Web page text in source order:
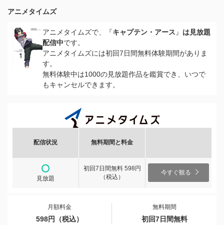
アニメタイムズ
アニメタイムズで、『キャプテン・アース 』 は見放題
配信中です。
アニメタイムズには初回7日間無料体験期間がありま
す。
無料体験中は1000の見放題作品を鑑賞でき、いつで
もキャンセルできます。
配信状況 無料期間と料金
見放題
初回7日間無料 598円
（税込）
今すぐ観る
月額料金
598円（税込）
無料期間
初回7日間無料